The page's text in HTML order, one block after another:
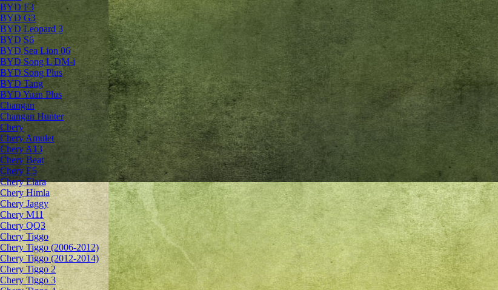
BYD F3
BYD G3
BYD Leopard 3
BYD S6
BYD Sea Lion 06
BYD Song L DM-i
BYD Song Plus
BYD Tang
BYD Yuan Plus
Changan
Changan Hunter
Chery
Chery Amulet
Chery A13
Chery Beat
Chery E5
Chery Elara
Chery Himla
Chery Jaggy
Chery M11
Chery QQ3
Chery Tiggo
Chery Tiggo (2006-2012)
Chery Tiggo (2012-2014)
Chery Tiggo 2
Chery Tiggo 3